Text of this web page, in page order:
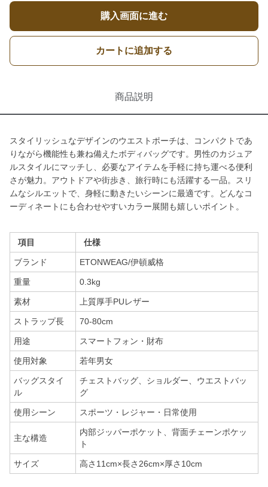
購入画面に進む
カートに追加する
商品説明
スタイリッシュなデザインのウエストポーチは、コンパクトであ
りながら機能性も兼ね備えたボディバッグです。男性のカジュア
ルスタイルにマッチし、必要なアイテムを手軽に持ち運べる便利
さが魅力。アウトドアや街歩き、旅行時にも活躍する一品。スリ
ムなシルエットで、身軽に動きたいシーンに最適です。どんなコ
ーディネートにも合わせやすいカラー展開も嬉しいポイント。
項目 仕様
ブランド ETONWEAG/伊頓威格
重量 0.3kg
素材 上質厚手PUレザー
ストラップ長 70-80cm
用途 スマートフォン・財布
使用対象 若年男女
バッグスタイ
ル
チェストバッグ、ショルダー、ウエストバッ
グ
使用シーン スポーツ・レジャー・日常使用
主な構造
内部ジッパーポケット、背面チェーンポケッ
ト
サイズ 高さ11cm×長さ26cm×厚さ10cm